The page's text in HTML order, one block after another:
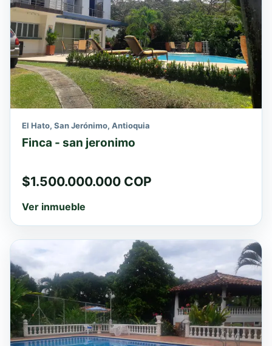
El Hato, San Jerónimo, Antioquia
Finca - san jeronimo
$1.500.000.000 COP
Ver inmueble